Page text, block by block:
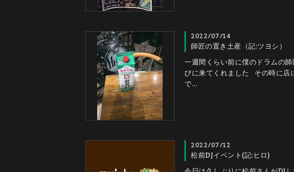
2022/07/14
師匠の置き土産（記:ツヨシ）
一週間くらい前に僕のドラムの
びに来てくれました その時に店
で…
2022/07/12
松前DJイベント(記:ヒロ)